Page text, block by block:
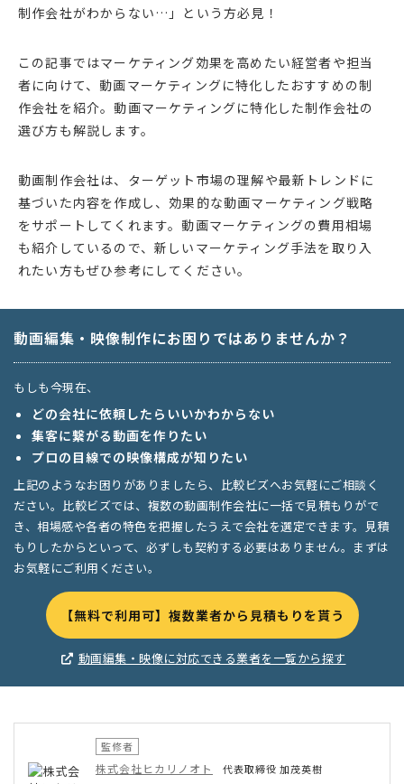
制作会社がわからない…」という方必見！
この記事ではマーケティング効果を高めたい経営者や担当
者に向けて、動画マーケティングに特化したおすすめの制
作会社を紹介。動画マーケティングに特化した制作会社の
選び方も解説します。
動画制作会社は、ターゲット市場の理解や最新トレンドに
基づいた内容を作成し、効果的な動画マーケティング戦略
をサポートしてくれます。動画マーケティングの費用相場
も紹介しているので、新しいマーケティング手法を取り入
れたい方もぜひ参考にしてください。
動画編集・映像制作にお困りではありませんか？
もしも今現在、
どの会社に依頼したらいいかわからない
集客に繋がる動画を作りたい
プロの目線での映像構成が知りたい
上記のようなお困りがありましたら、比較ビズへお気軽にご相談く
ださい。比較ビズでは、複数の動画制作会社に一括で見積もりがで
き、相場感や各者の特色を把握したうえで会社を選定できます。見積
もりしたからといって、必ずしも契約する必要はありません。まずは
お気軽にご利用ください。
【無料で利用可】複数業者から見積もりを貰う
動画編集・映像に対応できる業者を一覧から探す
監修者
株式会社ヒカリノオト 代表取締役 加茂英樹